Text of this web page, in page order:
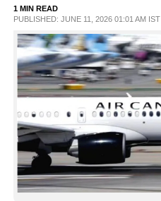
LIFESTYLE
SPIRITUAL
INFO+
ART
1 MIN READ
PUBLISHED: JUNE 11, 2026 01:01 AM IST